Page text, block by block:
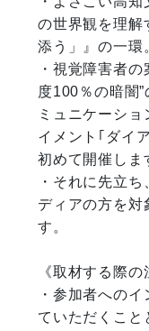
の世界観を理解
添う」』の一環
・視覚障害者
度100％の暗闇
ミュニケーシ
イメント｢ダイ
初めて開催しま
・それに先立
ディアの方を対
す。
《取材する際の
・参加者への
ていただくこと